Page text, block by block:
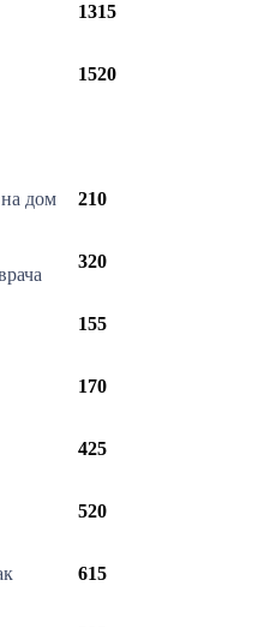
1315
1520
дом 210
320
155
170
425
520
615